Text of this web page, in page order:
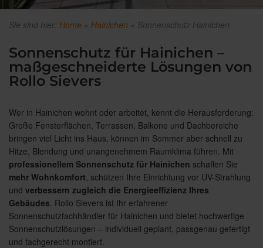
Sie sind hier: Home » Hainichen » Sonnenschutz Hainichen
Sonnenschutz für Hainichen –
maßgeschneiderte Lösungen von
Rollo Sievers
Wer in Hainichen wohnt oder arbeitet, kennt die Herausforderung:
Große Fensterflächen, Terrassen, Balkone und Dachbereiche
bringen viel Licht ins Haus, können im Sommer aber schnell zu
Hitze, Blendung und unangenehmem Raumklima führen. Mit
professionellem Sonnenschutz für Hainichen schaffen Sie
mehr Wohnkomfort , schützen Ihre Einrichtung vor UV-Strahlung
und verbessern zugleich die Energieeffizienz Ihres
Gebäudes . Rollo Sievers ist Ihr erfahrener
Sonnenschutzfachhändler für Hainichen und bietet hochwertige
Sonnenschutzlösungen – individuell geplant, passgenau gefertigt
und fachgerecht montiert.